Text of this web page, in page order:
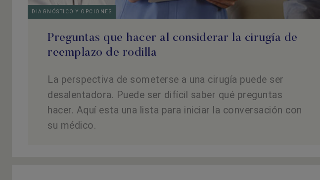
DIAGNÓSTICO Y OPCIONES
Preguntas que hacer al considerar la cirugía de
reemplazo de rodilla
La perspectiva de someterse a una cirugía puede ser
desalentadora. Puede ser difícil saber qué preguntas
hacer. Aquí esta una lista para iniciar la conversación con
su médico.